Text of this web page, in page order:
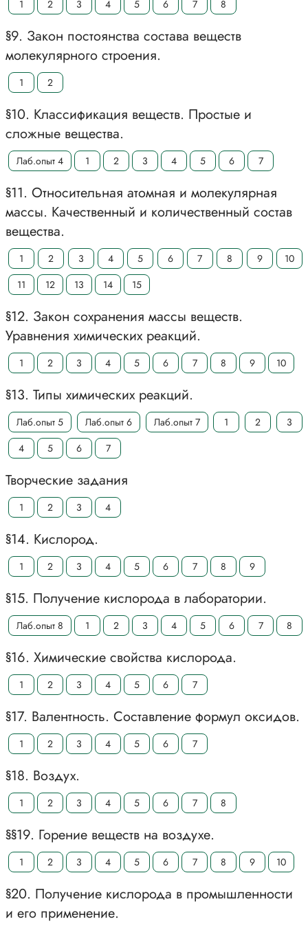
1 2 3 4 5 6 7 8
§9. Закон постоянства состава веществ
молекулярного строения.
1 2
§10. Классификация веществ. Простые и
сложные вещества.
Лаб.опыт 4 1 2 3 4 5 6 7
§11. Относительная атомная и молекулярная
массы. Качественный и количественный состав
вещества.
1 2 3 4 5 6 7 8 9
10
11
12 13 14 15
§12. Закон сохранения массы веществ.
Уравнения химических реакций.
1 2 3 4 5 6 7 8 9 10
§13. Типы химических реакций.
Лаб.опыт 5 Лаб.опыт 6 Лаб.опыт 7 1 2
3
4
5 6 7
Творческие задания
1 2 3 4
§14. Кислород.
1 2 3 4 5 6 7 8 9
§15. Получение кислорода в лаборатории.
Лаб.опыт 8 1 2 3 4 5 6 7 8
§16. Химические свойства кислорода.
1 2 3 4 5 6 7
§17. Валентность. Составление формул оксидов.
1 2 3 4 5 6 7
§18. Воздух.
1 2 3 4 5 6 7 8
§§19. Горение веществ на воздухе.
1 2 3 4 5 6 7 8 9 10
§20. Получение кислорода в промышленности
и его применение.